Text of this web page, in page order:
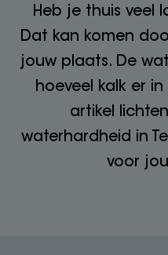
Heb je thuis veel
Dat kan komen
jouw plaats. De
hoeveel kalk er
artikel
waterhardheid in
voor